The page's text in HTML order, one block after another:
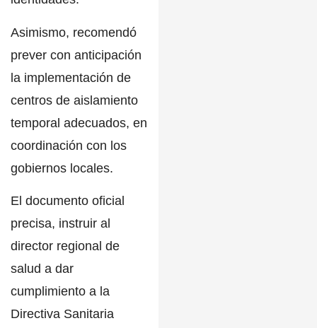
Asimismo, recomendó
prever con anticipación
la implementación de
centros de aislamiento
temporal adecuados, en
coordinación con los
gobiernos locales.
El documento oficial
precisa, instruir al
director regional de
salud a dar
cumplimiento a la
Directiva Sanitaria